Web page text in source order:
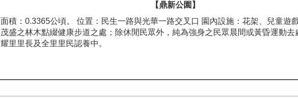
【鼎新公園】
面積：0.3365公頃。 位置：民生一路與光華一路交叉口 園內設施：花架、兒童遊
茂盛之林木點綴健康步道之處；除休閒民眾外，純為強身之民眾晨間或黃昏運動去
耀里里長及全里里民認養中。